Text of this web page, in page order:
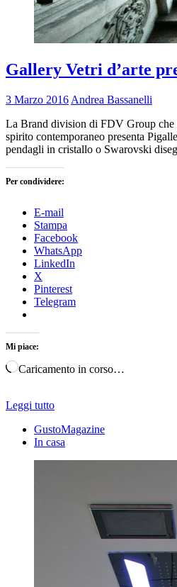
Gallery Vetri d’arte
3 Marzo 2016 Andrea Bassanelli
La Brand division di FDV Group che
spirito contemporaneo presenta
pendagli in cristallo o Swarovski
Per condividere:
E-mail
Stampa
Facebook
WhatsApp
LinkedIn
X
Pinterest
Telegram
Mi piace:
Caricamento in corso…
Leggi tutto
GustoMagazine
In casa